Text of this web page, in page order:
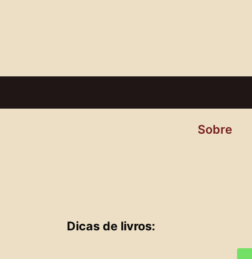
Sobre
Dicas de livros: